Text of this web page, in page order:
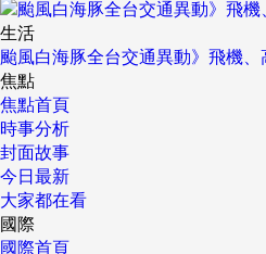
生活
颱風白海豚全台交通異動》飛機
焦點
焦點首頁
時事分析
封面故事
今日最新
大家都在看
國際
國際首頁